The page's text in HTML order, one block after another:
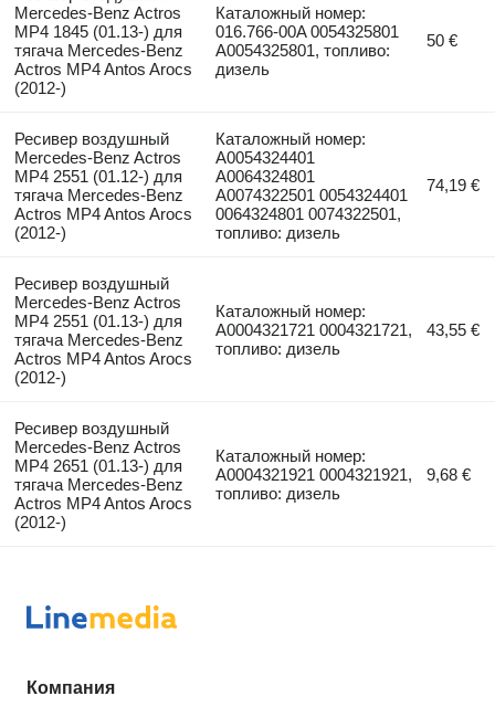
Mercedes-Benz Actros
MP4 1845 (01.13-) для
тягача Mercedes-Benz
Actros MP4 Antos Arocs
(2012-)
Каталожный номер:
016.766-00A 0054325801
A0054325801, топливо:
дизель
50 €
Ресивер воздушный
Mercedes-Benz Actros
MP4 2551 (01.12-) для
тягача Mercedes-Benz
Actros MP4 Antos Arocs
(2012-)
Каталожный номер:
A0054324401
A0064324801
A0074322501 0054324401
0064324801 0074322501,
топливо: дизель
74,19 €
Ресивер воздушный
Mercedes-Benz Actros
MP4 2551 (01.13-) для
тягача Mercedes-Benz
Actros MP4 Antos Arocs
(2012-)
Каталожный номер:
A0004321721 0004321721,
топливо: дизель
43,55 €
Ресивер воздушный
Mercedes-Benz Actros
MP4 2651 (01.13-) для
тягача Mercedes-Benz
Actros MP4 Antos Arocs
(2012-)
Каталожный номер:
A0004321921 0004321921,
топливо: дизель
9,68 €
Компания